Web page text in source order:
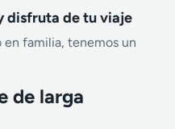
disfruta de tu viaje
en familia, tenemos un
de larga